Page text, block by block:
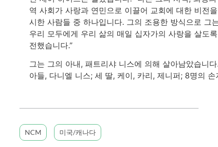
역 사회가 사랑과 연민으로 이끌어 교회에 대한 비전
시한 사람들 중 하나입니다. 그의 조용한 방식으로 그
우리 모두에게 우리 삶의 매일 십자가의 사랑을 살도
전했습니다.”
그는 그의 아내, 패트리샤 니스에 의해 살아남았습니
아들, 다니엘 니스; 세 딸, 케이, 카리, 제니퍼; 8명의 손
NCM 미국/캐나다